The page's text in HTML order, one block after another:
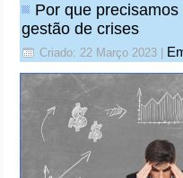
Por que
gestão de crises
Criado: 22 Março 2023